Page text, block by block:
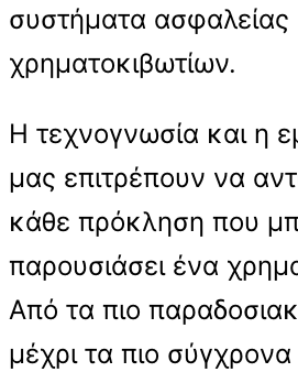
συστήματα ασφαλείας
χρηματοκιβωτίων.
Η τεχνογνωσία και η
μας επιτρέπουν να
κάθε πρόκληση που
παρουσιάσει ένα
Από τα πιο
μέχρι τα πιο σύγχρονα